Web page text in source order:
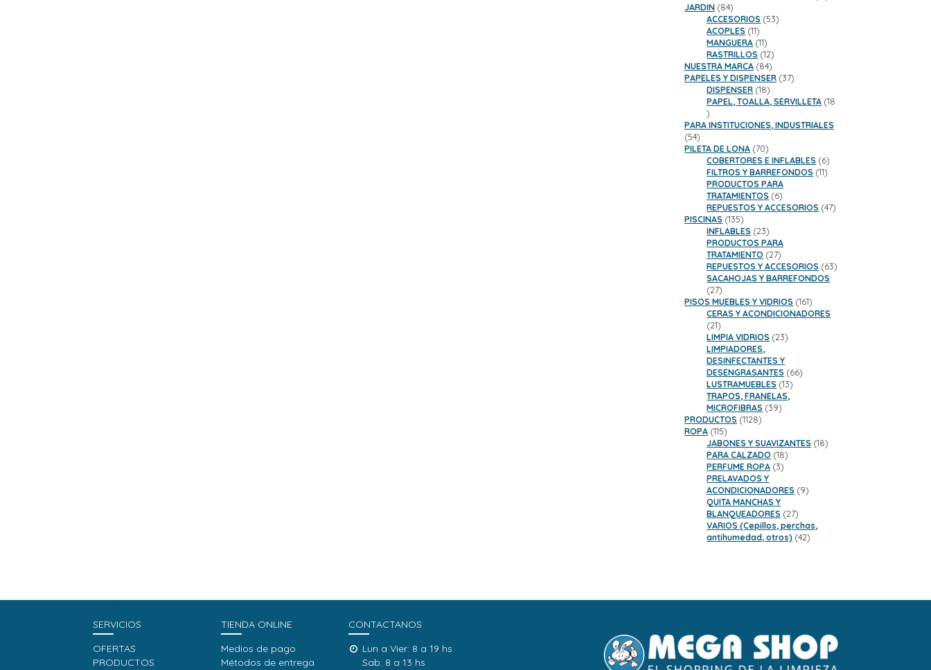
JARDIN 8484
productos
ACCESORIOS 5353
ACOPLES 1111
productos
MANGUERA 1111
productos
RASTRILLOS 1212
productos
NUESTRA MARCA 8484
productos
PAPELES Y DISPENSER 3737
DISPENSER 1818
productos
PAPEL, TOALLA, SERVILLETA 18
18
productos
PARA INSTITUCIONES, INDUSTRIALES
5454
productos
PILETA DE LONA 7070
productos
COBERTORES E INFLABLES 66
productos
FILTROS Y BARREFONDOS 1111
PRODUCTOS PARA
TRATAMIENTOS 66
productos
REPUESTOS Y ACCESORIOS 4747
PISCINAS 135135
productos
INFLABLES 2323
productos
PRODUCTOS PARA
TRATAMIENTO 2727
productos
REPUESTOS Y ACCESORIOS 6363
SACAHOJAS Y BARREFONDOS
2727
productos
PISOS MUEBLES Y VIDRIOS 161161
productos
CERAS Y ACONDICIONADORES
2121
productos
LIMPIA VIDRIOS 2323
LIMPIADORES,
DESINFECTANTES Y
DESENGRASANTES 6666
LUSTRAMUEBLES 1313
TRAPOS, FRANELAS,
MICROFIBRAS 3939
PRODUCTOS 11281128
ROPA 115115
productos
JABONES Y SUAVIZANTES 1818
PARA CALZADO 1818
PERFUME ROPA 33
PRELAVADOS Y
ACONDICIONADORES 99
QUITA MANCHAS Y
BLANQUEADORES 2727
productos
VARIOS (Cepillos, perchas,
antihumedad, otros) 4242
SERVICIOS
OFERTAS
PRODUCTOS
TIENDA ONLINE
Medios de pago
Métodos de entrega
CONTACTANOS
Lun a Vier: 8 a 19 hs
Sab: 8 a 13 hs